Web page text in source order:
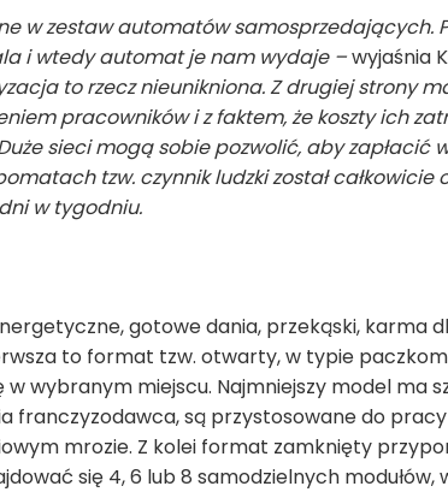
w zestaw automatów samosprzedających.
i wtedy automat je nam wydaje –wyjaśnia
to rzecz nieunikniona. Z drugiej strony
pracowników i z faktem, że koszty ich
sieci mogą sobie pozwolić, aby zapłacić
tzw. czynnik ludzki został całkowicie
w tygodniu.
gotowe dania, przekąski, karma
to format tzw. otwarty, w typie
wybranym miejscu. Najmniejszy model ma
franczyzodawca, są przystosowane do
mrozie. Z kolei format zamknięty
się 4, 6 lub 8 samodzielnych modułów,